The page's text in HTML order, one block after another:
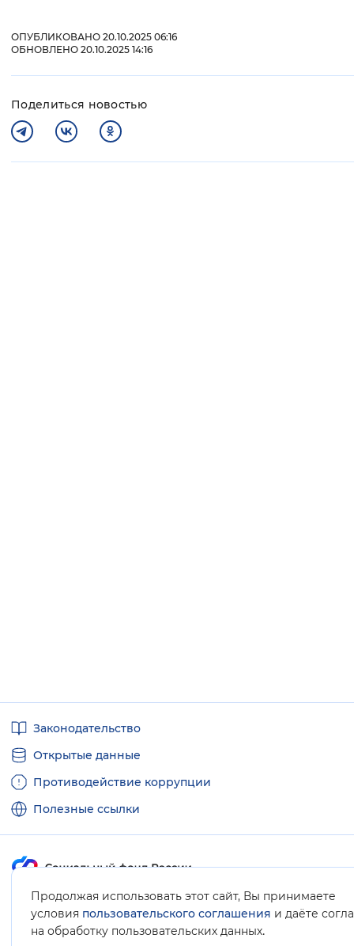
ОПУБЛИКОВАНО 20.10.2025 06:16
ОБНОВЛЕНО 20.10.2025 14:16
Поделиться новостью
Продолжая использовать этот сайт, Вы принимаете
условия пользовательского соглашения и даёте
на обработку пользовательских данных.
ссылкиЗаконодательство
Открытые данные
Противодействие коррупции
Полезные ссылки
Карта сайта